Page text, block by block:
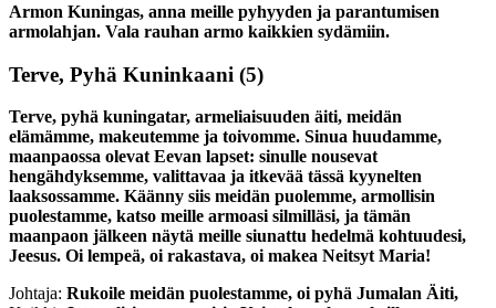
Armon Kuningas, anna meille pyhyyden ja parantumisen
armolahjan. Vala rauhan armo kaikkien sydämiin.
Terve, Pyhä Kuninkaani (5)
Terve, pyhä kuningatar, armeliaisuuden äiti, meidän
elämämme, makeutemme ja toivomme. Sinua huudamme,
maanpaossa olevat Eevan lapset: sinulle nousevat
hengähdyksemme, valittavaa ja itkevää tässä kyynelten
laaksossamme. Käänny siis meidän puolemme, armollisin
puolestamme, katso meille armoasi silmilläsi, ja tämän
maanpaon jälkeen näytä meille siunattu hedelmä kohtuudesi,
Jeesus. Oi lempeä, oi rakastava, oi makea Neitsyt Maria!
Johtaja: Rukoile meidän puolestamme, oi pyhä Jumalan Äiti,